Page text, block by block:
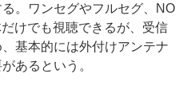
。ワンセグやフルセグ、NO
けでも視聴できるが、受信
基本的には外付けアンテナ
あるという。